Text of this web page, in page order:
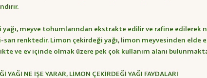
meyve tohumlarından ekstrakte edilir ve rafine edilerek
sarı renktedir. Limon çekirdeği yağı, limon meyvesinden elde
ve ev içinde olmak üzere pek çok kullanım alanı
YAĞI NE İŞE YARAR, LİMON ÇEKİRDEĞİ YAĞI FAYDALARI